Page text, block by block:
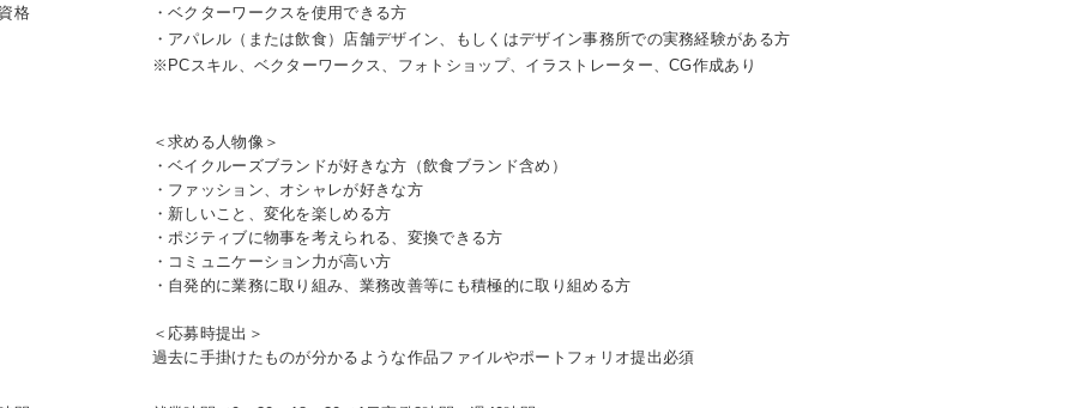
格
・ベクターワークスを使用できる方
・アパレル（または飲食）店舗デザイン、もしくはデザイン事務所での実務経験がある方
※PCスキル、ベクターワークス、フォトショップ、イラストレーター、CG作成あり
＜求める人物像＞
・ベイクルーズブランドが好きな方（飲食ブランド含め）
・ファッション、オシャレが好きな方
・新しいこと、変化を楽しめる方
・ポジティブに物事を考えられる、変換できる方
・コミュニケーション力が高い方
・自発的に業務に取り組み、業務改善等にも積極的に取り組める方
＜応募時提出＞
過去に手掛けたものが分かるような作品ファイルやポートフォリオ提出必須